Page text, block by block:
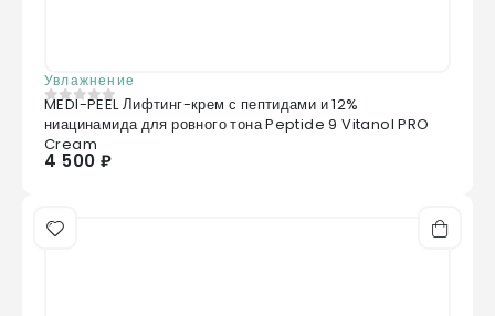
Увлажнение
0из 5
MEDI-PEEL Лифтинг-крем с пептидами и 12%
ниацинамида для ровного тона Peptide 9 Vitanol PRO
Cream
4 500 ₽